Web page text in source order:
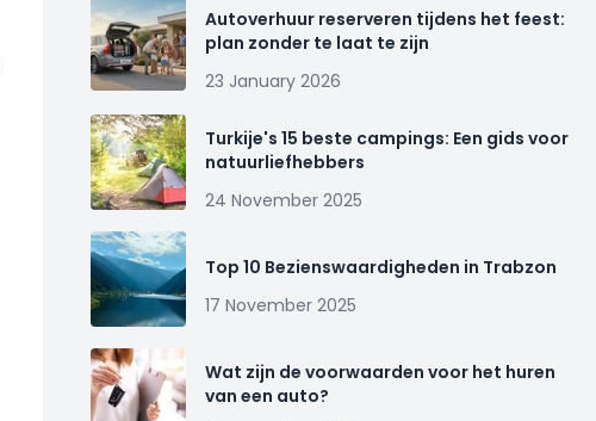
Autoverhuur reserveren tijdens het feest:
plan zonder te laat te zijn
23 January 2026
Turkije's 15 beste campings: Een gids voor
natuurliefhebbers
24 November 2025
Top 10 Bezienswaardigheden in Trabzon
17 November 2025
Wat zijn de voorwaarden voor het huren
van een auto?